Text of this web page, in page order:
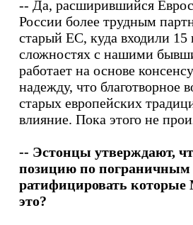
-- Да, расширившийся
России более трудным
старый ЕС, куда входили 15
сложностях с нашими
работает на основе
надежду, что благотворное
старых европейских
влияние. Пока этого не
-- Эстонцы утверждают,
позицию по пограничным
ратифицировать которые
это?